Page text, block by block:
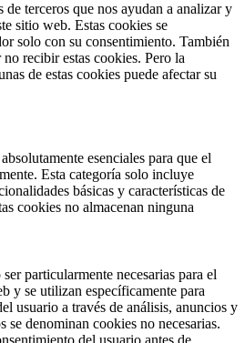
terceros que nos ayudan a analizar y
sitio web. Estas cookies se
solo con su consentimiento. También
recibir estas cookies. Pero la
de estas cookies puede afectar su
esenciales para que el
Esta categoría solo incluye
básicas y características de
cookies no almacenan ninguna
particularmente necesarias para el
y se utilizan específicamente para
usuario a través de análisis, anuncios y
se denominan cookies no necesarias.
del usuario antes de